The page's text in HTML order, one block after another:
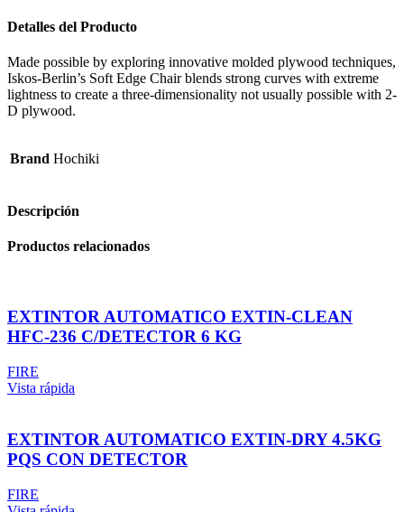
Detalles del Producto
Made possible by exploring innovative molded plywood techniques,
Iskos-Berlin’s Soft Edge Chair blends strong curves with extreme
lightness to create a three-dimensionality not usually possible with 2-
D plywood.
Brand Hochiki
Descripción
Productos relacionados
EXTINTOR AUTOMATICO EXTIN-CLEAN
HFC-236 C/DETECTOR 6 KG
FIRE
Vista rápida
EXTINTOR AUTOMATICO EXTIN-DRY 4.5KG
PQS CON DETECTOR
FIRE